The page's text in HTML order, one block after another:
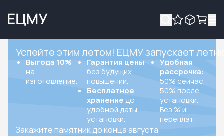
Успейте этим летом! ЕЦМУ запускает
Выгода 10%
на
изготовление.
Гарантия цены
без будущих
повышений.
Бесплатное
хранение до
удобной даты
установки.
Удобная
рассрочка:
50% сейчас,
50% после
установки.
Без % и
переплат.
Закажите памятник до конца августа